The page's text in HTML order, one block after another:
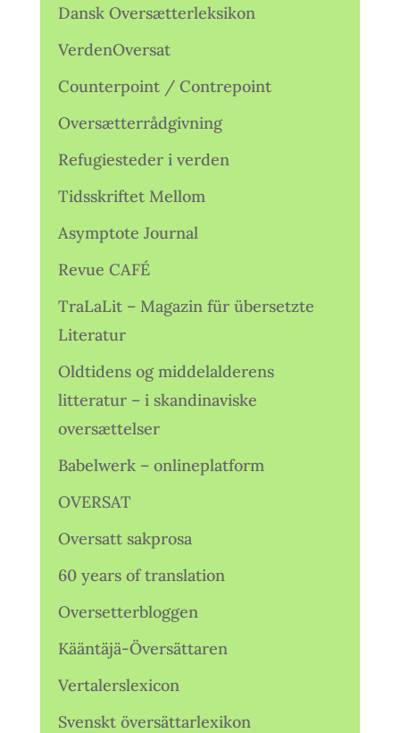
Dansk Oversætterleksikon
VerdenOversat
Counterpoint / Contrepoint
Oversætterrådgivning
Refugiesteder i verden
Tidsskriftet Mellom
Asymptote Journal
Revue CAFÉ
TraLaLit – Magazin für übersetzte
Literatur
Oldtidens og middelalderens
litteratur – i skandinaviske
oversættelser
Babelwerk – onlineplatform
OVERSAT
Oversatt sakprosa
60 years of translation
Oversetterbloggen
Kääntäjä-Översättaren
Vertalerslexicon
Svenskt översättarlexikon